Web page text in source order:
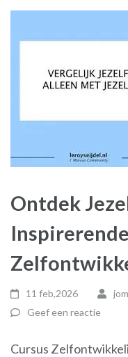
Ontdek
11 feb,2026
Geef een reactie
Cursus